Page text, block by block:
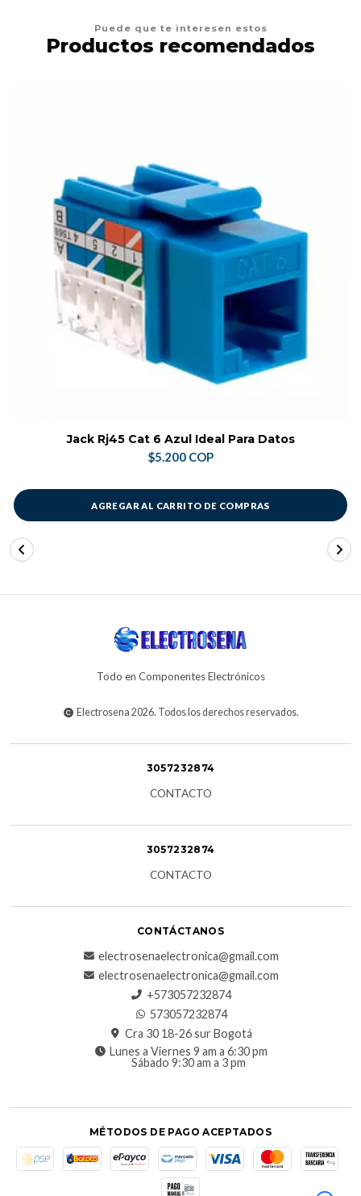
Puede que te interesen estos
Productos recomendados
Jack Rj45 Cat 6 Azul Ideal Para Datos
$5.200 COP
AGREGAR AL CARRITO DE COMPRAS
Todo en Componentes Electrónicos
Electrosena 2026. Todos los derechos reservados.
3057232874
CONTACTO
3057232874
CONTACTO
CONTÁCTANOS
electrosenaelectronica@gmail.com
electrosenaelectronica@gmail.com
+573057232874
573057232874
Cra 30 18-26 sur Bogotá
Lunes a Viernes 9 am a 6:30 pm
Sábado 9:30 am a 3 pm
MÉTODOS DE PAGO ACEPTADOS